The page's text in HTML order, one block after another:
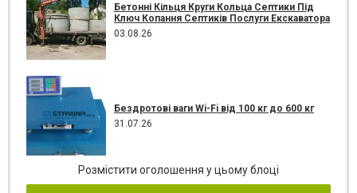
Бетонні Кільця Круги Кольца Септики Під
Ключ Копання Септиків Послуги Екскаватора
03.08.26
Бездротові ваги Wi-Fi від 100 кг до 600 кг
31.07.26
Розмістити оголошення у цьому блоці